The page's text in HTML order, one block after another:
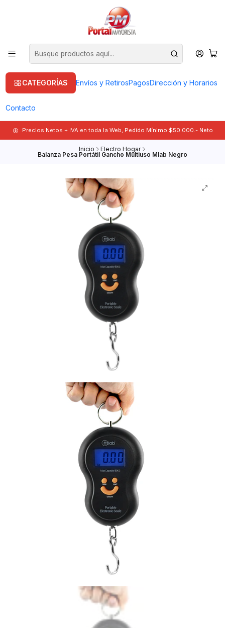
CATEGORÍAS Envíos y RetirosPagosDirección y Horarios
Contacto
Precios Netos + IVA en toda la Web, Pedido Mínimo $50.000.- Neto
Inicio Electro Hogar
Balanza Pesa Portátil Gancho Multiuso Mlab Negro